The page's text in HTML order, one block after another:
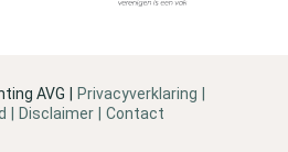
AVG
Privacyverklaring
Disclaimer Contact